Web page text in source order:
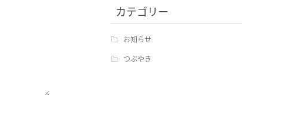
カテゴリー
お知らせ
つぶやき